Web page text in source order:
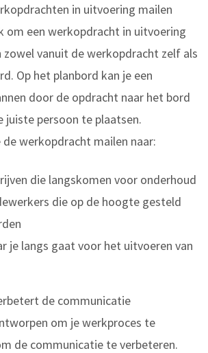
in uitvoering mailen
om een werkopdracht in uitvoering
zowel vanuit de werkopdracht zelf als
Op het planbord kan je een
door de opdracht naar het bord
juiste persoon te plaatsen.
de werkopdracht mailen naar:
die langskomen voor onderhoud
die op de hoogte gesteld
je langs gaat voor het uitvoeren van
de communicatie
om je werkproces te
de communicatie te verbeteren.